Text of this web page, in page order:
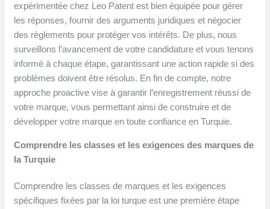
expérimentée chez Leo Patent est bien équipée pour gérer
les réponses, fournir des arguments juridiques et négocier
des règlements pour protéger vos intérêts. De plus, nous
surveillons l’avancement de votre candidature et vous tenons
informé à chaque étape, garantissant une action rapide si des
problèmes doivent être résolus. En fin de compte, notre
approche proactive vise à garantir l’enregistrement réussi de
votre marque, vous permettant ainsi de construire et de
développer votre marque en toute confiance en Turquie.
Comprendre les classes et les exigences des marques de
la Turquie
Comprendre les classes de marques et les exigences
spécifiques fixées par la loi turque est une première étape